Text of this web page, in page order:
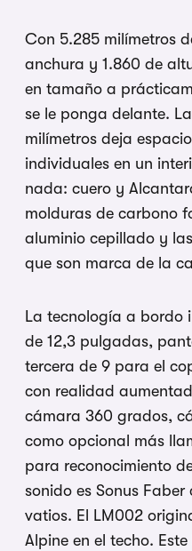
Con 5.285 milímetros
anchura y 1.860 de
en tamaño a
se le ponga delante.
milímetros deja
individuales en un
nada: cuero y
molduras de carbono
aluminio cepillado y
que son marca de la
La tecnología a bordo
de 12,3 pulgadas,
tercera de 9 para el
con realidad
cámara 360 grados,
como opcional más
para reconocimiento
sonido es Sonus
vatios. El LM002
Alpine en el techo.